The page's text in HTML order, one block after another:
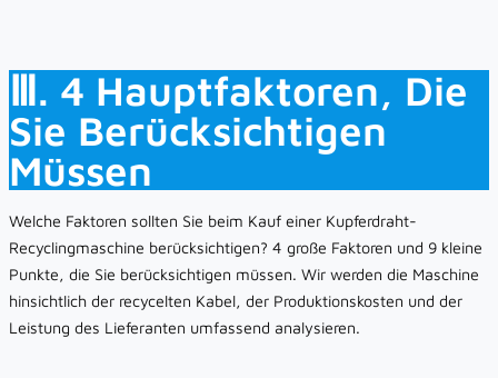
Ⅲ. 4 Hauptfaktoren, Die
Sie Berücksichtigen
Müssen
Welche Faktoren sollten Sie beim Kauf einer Kupferdraht-
Recyclingmaschine berücksichtigen? 4 große Faktoren und 9 kleine
Punkte, die Sie berücksichtigen müssen. Wir werden die Maschine
hinsichtlich der recycelten Kabel, der Produktionskosten und der
Leistung des Lieferanten umfassend analysieren.